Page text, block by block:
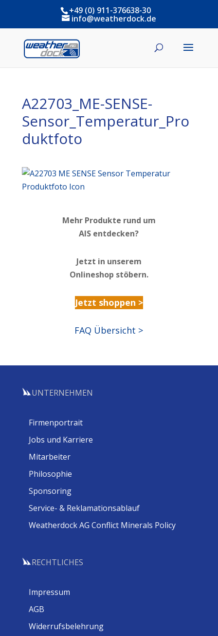
+49 (0) 911-376638-30
info@weatherdock.de
A22703_ME-SENSE-
Sensor_Temperatur_Pro
duktfoto
Mehr Produkte rund um
AIS entdecken?
Jetzt in unserem
Onlineshop stöbern.
Jetzt shoppen >
FAQ Übersicht >
UNTERNEHMEN
Firmenportrait
Jobs und Karriere
Mitarbeiter
Philosophie
Sponsoring
Service- & Reklamationsablauf
Weatherdock AG Conflict Minerals Policy
RECHTLICHES
Impressum
AGB
Widerrufsbelehrung